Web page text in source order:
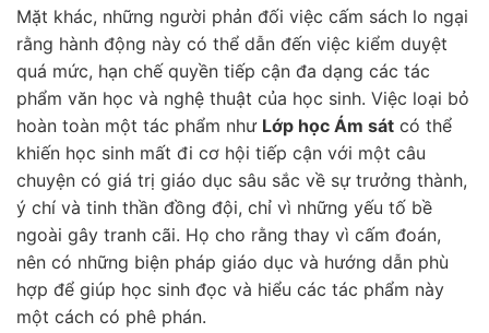
Mặt khác, những người phản đối việc cấm sách lo ngại
rằng hành động này có thể dẫn đến việc kiểm duyệt
quá mức, hạn chế quyền tiếp cận đa dạng các tác
phẩm văn học và nghệ thuật của học sinh. Việc loại bỏ
hoàn toàn một tác phẩm như Lớp học Ám sát có thể
khiến học sinh mất đi cơ hội tiếp cận với một câu
chuyện có giá trị giáo dục sâu sắc về sự trưởng thành,
ý chí và tinh thần đồng đội, chỉ vì những yếu tố bề
ngoài gây tranh cãi. Họ cho rằng thay vì cấm đoán,
nên có những biện pháp giáo dục và hướng dẫn phù
hợp để giúp học sinh đọc và hiểu các tác phẩm này
một cách có phê phán.